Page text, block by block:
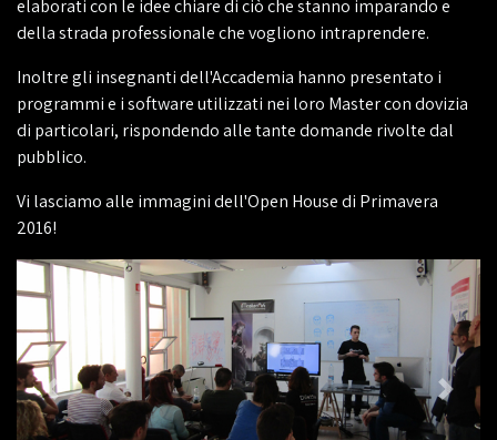
elaborati con le idee chiare di ciò che stanno imparando e
della strada professionale che vogliono intraprendere.
Inoltre gli insegnanti dell'Accademia hanno presentato i
programmi e i software utilizzati nei loro Master con dovizia
di particolari, rispondendo alle tante domande rivolte dal
pubblico.
Vi lasciamo alle immagini dell'Open House di Primavera
2016!